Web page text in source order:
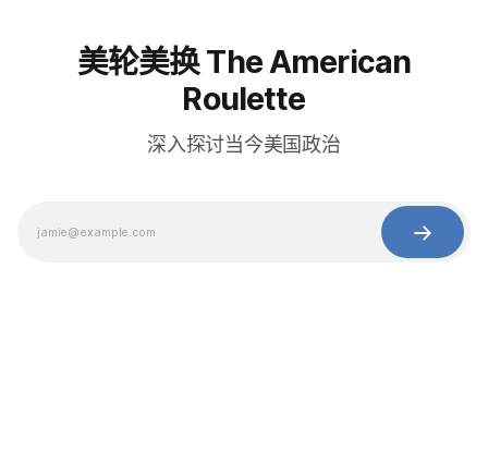
美轮美换 The American
Roulette
深入探讨当今美国政治